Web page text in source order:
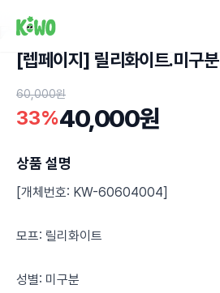
[렙페이지] 릴리화이트.미구분
60,000원
33%40,000원
상품 설명
[개체번호: KW-60604004]
모프: 릴리화이트
성별: 미구분